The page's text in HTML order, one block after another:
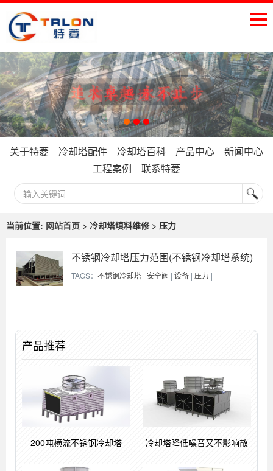
关于特菱 冷却塔配件 冷却塔百科 产品中心
新闻中心
工程案例
联系特菱
当前位置: 网站首页 > 冷却塔填料维修 > 压力
不锈钢冷却塔压力范围(不锈钢冷却塔系统)
TAGS： 不锈钢冷却塔 | 安全阀 | 设备 | 压力 |
产品推荐
200吨横流不锈钢冷却塔 冷却塔降低噪音又不影响散